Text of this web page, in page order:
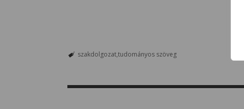
szakdolgozattudományos szöveg